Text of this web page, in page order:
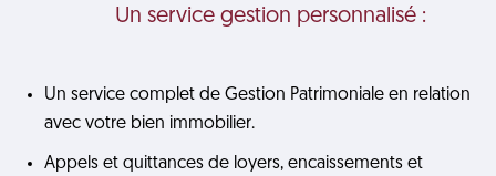
Un service gestion personnalisé :
Un service complet de Gestion Patrimoniale en relation
avec votre bien immobilier.
Appels et quittances de loyers, encaissements et